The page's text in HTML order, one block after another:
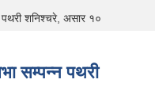
शनिश्चरे, असार १०
सम्पन्न पथरी